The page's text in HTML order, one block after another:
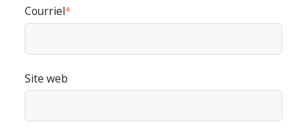
communications à tout moment. Consultez notre
protection et du respect de la vie privée.
Courriel*
Site web